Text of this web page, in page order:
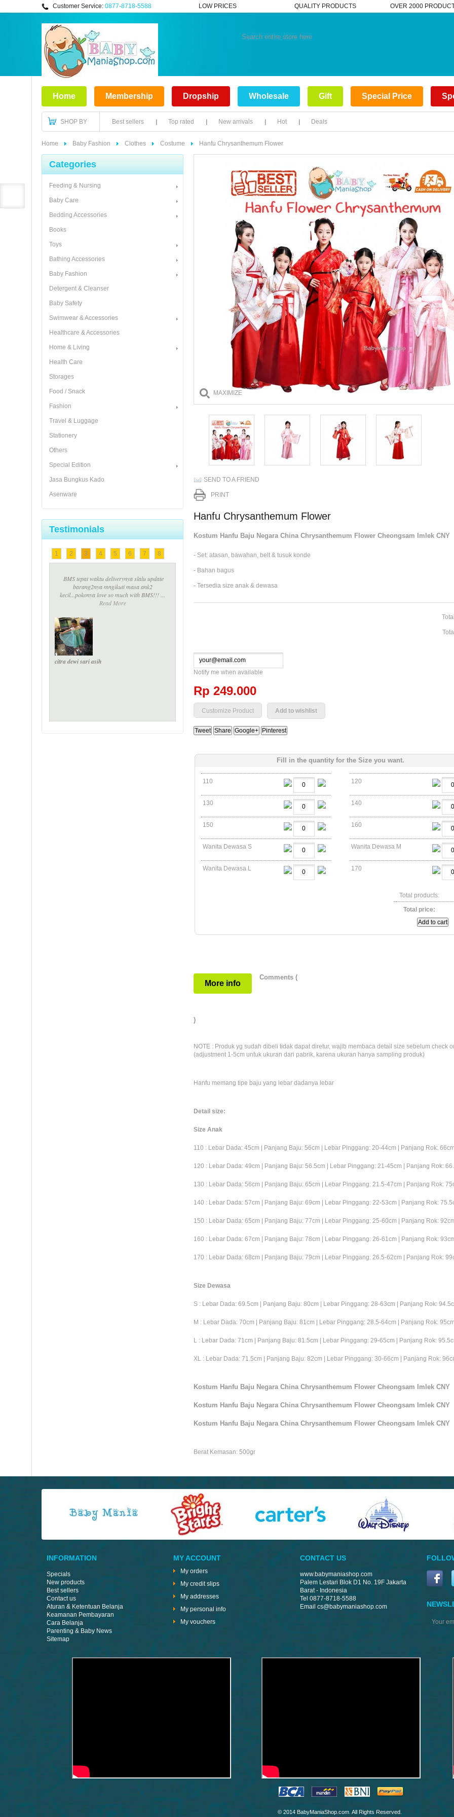
Customer Service: 0877-8718-5588 LOW PRICES QUALITY PRODUCTS OVER 2000
Home Membership Dropship Wholesale Gift Special Price
SHOP BY Best sellers Top rated New arrivals Hot Deals
Home Baby Fashion Clothes Costume Hanfu Chrysanthemum Flower
Categories
Feeding & Nursing
Baby Care
Bedding Accessories
Books
Toys
Bathing Accessories
Baby Fashion
Detergent & Cleanser
Baby Safety
Swimwear & Accessories
Healthcare & Accessories
Home & Living
Health Care
Storages
Food / Snack
Fashion
Travel & Luggage
Stationery
Others
Special Edition
Jasa Bungkus Kado
Asenware
Testimonials
1 2 3 4 5 6 7 8
BMS tepat waktu deliverynya slalu update
barang2nya mngikuti masa ank2
kecil...pokonya love so much with BMS!!! ...
Read More
citra dewi sari asih
MAXIMIZE
SEND TO A FRIEND
PRINT
Hanfu Chrysanthemum Flower
Kostum Hanfu Baju Negara China Chrysanthemum Flower Cheongsam Imlek CNY
- Set: atasan, bawahan, belt & tusuk konde
- Bahan bagus
- Tersedia size anak & dewasa
Notify me when available
Rp‎ 249.000
Add to wishlist
Tweet Share Google+ Pinterest
Fill in the quantity for the Size you want.
110 120
130 140
150 160
Wanita Dewasa S Wanita Dewasa M
Wanita Dewasa L 170
Total products:
Total price:
Add to cart
More info
Comments (
)
NOTE : Produk yg sudah dibeli tidak dapat diretur, wajib membaca detail size sebelum check
(adjustment 1-5cm untuk ukuran dari pabrik, karena ukuran hanya sampling produk)
Hanfu memang tipe baju yang lebar dadanya lebar
Detail size:
Size Anak
110 : Lebar Dada: 45cm | Panjang Baju: 56cm | Lebar Pinggang: 20-44cm | Panjang Rok:
120 : Lebar Dada: 49cm | Panjang Baju: 56.5cm | Lebar Pinggang: 21-45cm | Panjang Rok:
130 : Lebar Dada: 56cm | Panjang Baju: 65cm | Lebar Pinggang: 21.5-47cm | Panjang Rok:
140 : Lebar Dada: 57cm | Panjang Baju: 69cm | Lebar Pinggang: 22-53cm | Panjang Rok:
150 : Lebar Dada: 65cm | Panjang Baju: 77cm | Lebar Pinggang: 25-60cm | Panjang Rok:
160 : Lebar Dada: 67cm | Panjang Baju: 78cm | Lebar Pinggang: 26-61cm | Panjang Rok:
170 : Lebar Dada: 68cm | Panjang Baju: 79cm | Lebar Pinggang: 26.5-62cm | Panjang Rok:
Size Dewasa
S : Lebar Dada: 69.5cm | Panjang Baju: 80cm | Lebar Pinggang: 28-63cm | Panjang Rok:
M : Lebar Dada: 70cm | Panjang Baju: 81cm | Lebar Pinggang: 28.5-64cm | Panjang Rok:
L : Lebar Dada: 71cm | Panjang Baju: 81.5cm | Lebar Pinggang: 29-65cm | Panjang Rok:
XL : Lebar Dada: 71.5cm | Panjang Baju: 82cm | Lebar Pinggang: 30-66cm | Panjang Rok:
Kostum Hanfu Baju Negara China Chrysanthemum Flower Cheongsam Imlek CNY
Kostum Hanfu Baju Negara China Chrysanthemum Flower Cheongsam Imlek CNY
Kostum Hanfu Baju Negara China Chrysanthemum Flower Cheongsam Imlek CNY
Berat Kemasan: 500gr
INFORMATION
Specials
New products
Best sellers
Contact us
Aturan & Ketentuan Belanja
Keamanan Pembayaran
Cara Belanja
Parenting & Baby News
Sitemap
MY ACCOUNT
My orders
My credit slips
My addresses
My personal info
My vouchers
CONTACT US
www.babymaniashop.com
Palem Lestari Blok D1 No. 19F Jakarta
Barat - Indonesia
Tel 0877-8718-5588
Email cs@babymaniashop.com
© 2014 BabyManiaShop.com. All Rights Reserved.